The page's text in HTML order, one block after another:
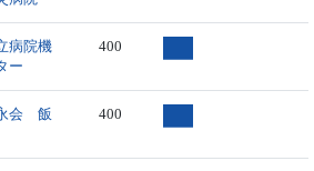
病院機
ー
400
会 飯
400